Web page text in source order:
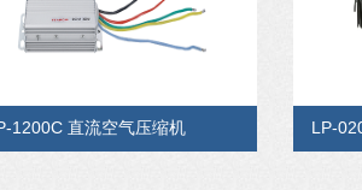
1200C 直流空气压缩机 LP-